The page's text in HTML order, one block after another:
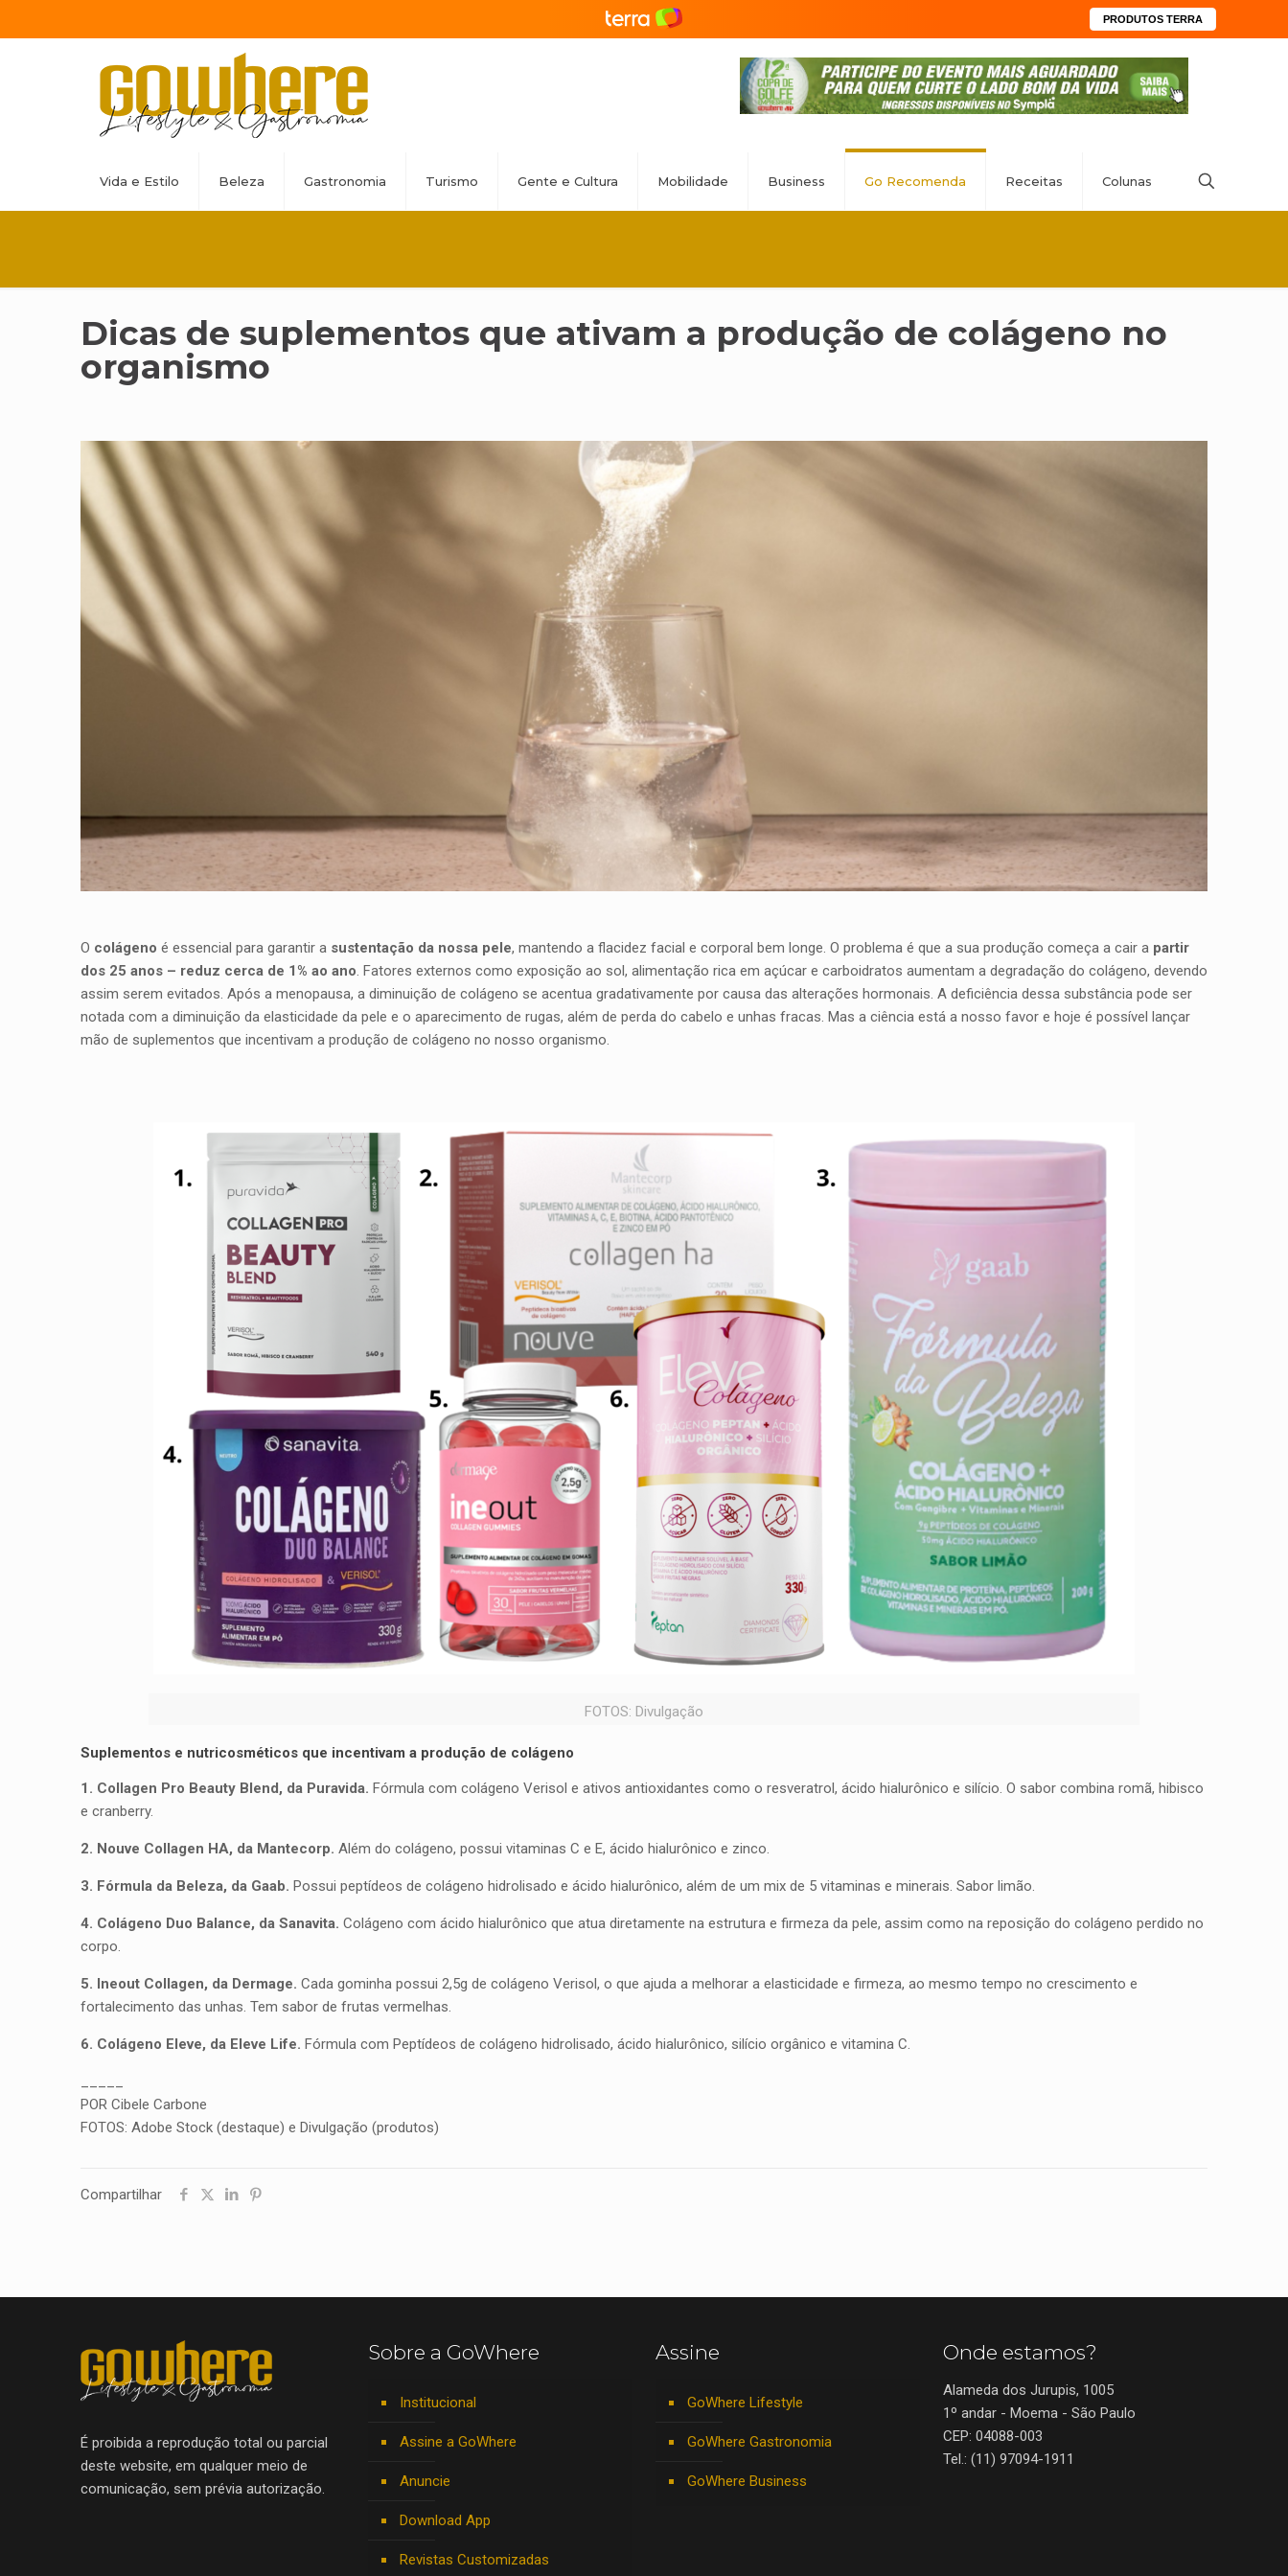
PRODUTOS TERRA
Vida e Estilo Beleza Gastronomia Turismo Gente e Cultura Mobilidade Business Go Recomenda Receitas Colunas
Dicas de suplementos que ativam a produção de colágeno no
organismo
O colágeno é essencial para garantir a sustentação da nossa pele, mantendo a flacidez facial e corporal bem longe. O problema é que a sua produção começa a cair a partir
dos 25 anos – reduz cerca de 1% ao ano. Fatores externos como exposição ao sol, alimentação rica em açúcar e carboidratos aumentam a degradação do colágeno, devendo
assim serem evitados. Após a menopausa, a diminuição de colágeno se acentua gradativamente por causa das alterações hormonais. A deficiência dessa substância pode ser
notada com a diminuição da elasticidade da pele e o aparecimento de rugas, além de perda do cabelo e unhas fracas. Mas a ciência está a nosso favor e hoje é possível lançar
mão de suplementos que incentivam a produção de colágeno no nosso organismo.
FOTOS: Divulgação
Suplementos e nutricosméticos que incentivam a produção de colágeno
1. Collagen Pro Beauty Blend, da Puravida. Fórmula com colágeno Verisol e ativos antioxidantes como o resveratrol, ácido hialurônico e silício. O sabor combina romã, hibisco
e cranberry.
2. Nouve Collagen HA, da Mantecorp. Além do colágeno, possui vitaminas C e E, ácido hialurônico e zinco.
3. Fórmula da Beleza, da Gaab. Possui peptídeos de colágeno hidrolisado e ácido hialurônico, além de um mix de 5 vitaminas e minerais. Sabor limão.
4. Colágeno Duo Balance, da Sanavita. Colágeno com ácido hialurônico que atua diretamente na estrutura e firmeza da pele, assim como na reposição do colágeno perdido no
corpo.
5. Ineout Collagen, da Dermage. Cada gominha possui 2,5g de colágeno Verisol, o que ajuda a melhorar a elasticidade e firmeza, ao mesmo tempo no crescimento e
fortalecimento das unhas. Tem sabor de frutas vermelhas.
6. Colágeno Eleve, da Eleve Life. Fórmula com Peptídeos de colágeno hidrolisado, ácido hialurônico, silício orgânico e vitamina C.
POR Cibele Carbone
FOTOS: Adobe Stock (destaque) e Divulgação (produtos)
Compartilhar
É proibida a reprodução total ou parcial
deste website, em qualquer meio de
comunicação, sem prévia autorização.
Sobre a GoWhere
Institucional
Assine a GoWhere
Anuncie
Download App
Revistas Customizadas
Assine
GoWhere Lifestyle
GoWhere Gastronomia
GoWhere Business
Onde estamos?
Alameda dos Jurupis, 1005
1º andar - Moema - São Paulo
CEP: 04088-003
Tel.: (11) 97094-1911